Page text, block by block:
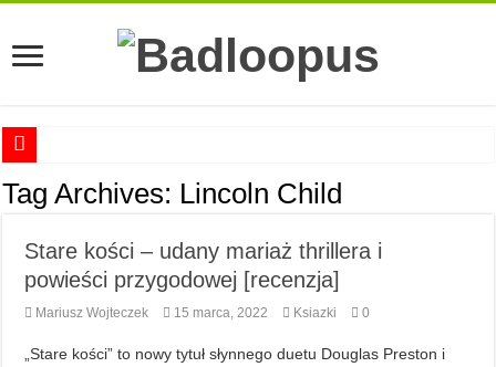
Anna Romaszkan – Praca w prosektorium nie pomaga oswoić się ze
Najlepsze mangi dla dorosłych
Najciekawsze zapowiedzi komiksowe na 2023 rok
Tag Archives: Lincoln Child
Stare kości – udany mariaż thrillera i
powieści przygodowej [recenzja]
Mariusz Wojteczek 15 marca, 2022 Ksiazki 0
„Stare kości” to nowy tytuł słynnego duetu Douglas Preston i